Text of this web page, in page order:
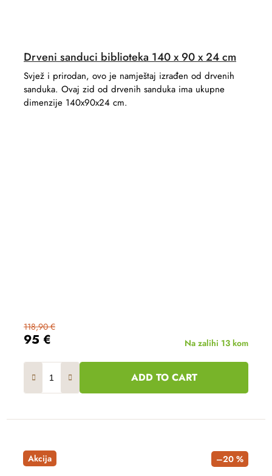
Drveni sanduci biblioteka 140 x 90 x 24 cm
95 €
118,90 €
Na zalihi 13 kom
ADD TO CART
Svjež i prirodan, ovo je namještaj izrađen od drvenih
sanduka. Ovaj zid od drvenih sanduka ima ukupne
dimenzije 140x90x24 cm.
Akcija –20 %